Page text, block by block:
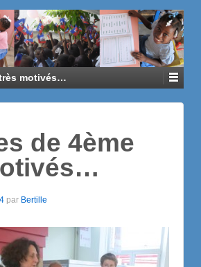
motivés…
de 4ème
par Bertille